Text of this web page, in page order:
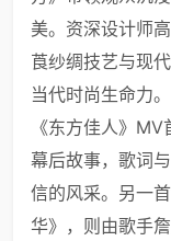
美。资深设计师
莨纱绸技艺与现
当代时尚生命力
《东方佳人》
幕后故事，歌词
信的风采。另一
华》，则由歌手